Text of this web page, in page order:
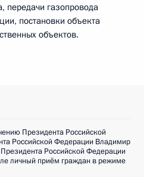
передачи газопровода
постановки объекта
объектов.
Президента Российской
Российской Федерации Владимир
Российской Федерации
личный приём граждан в режиме